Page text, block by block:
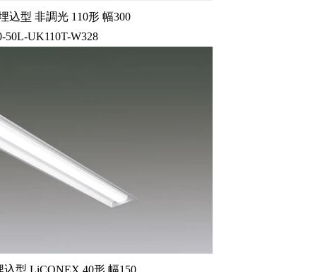
込型 非調光 110形 幅300
50L-UK110T-W328
型 LiCONEX 40形 幅150